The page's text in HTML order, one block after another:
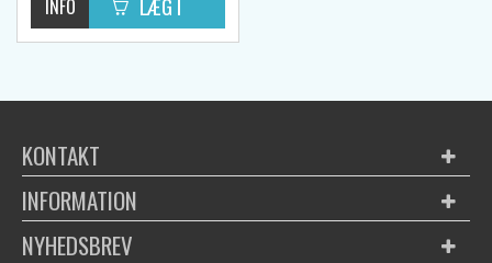
KONTAKT
INFORMATION
NYHEDSBREV